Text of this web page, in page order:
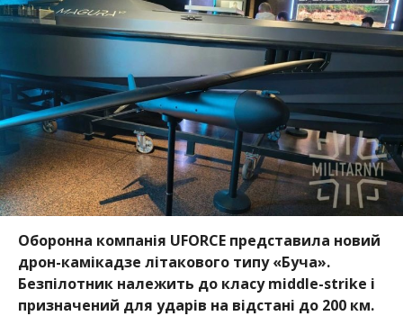
Оборонна компанія UFORCE представила новий
дрон-камікадзе літакового типу «Буча».
Безпілотник належить до класу middle-strike і
призначений для ударів на відстані до 200 км.